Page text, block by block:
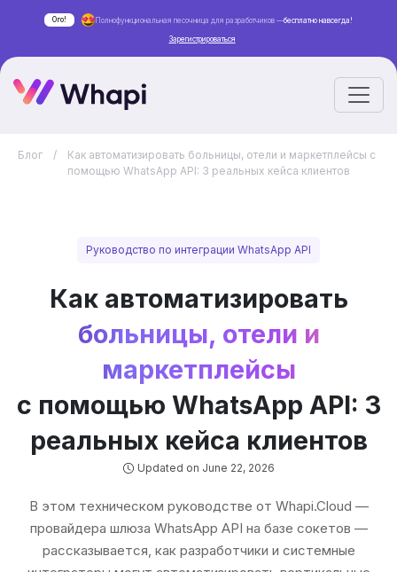
Ого! Полнофункциональная песочница для разработчиков —бесплатно навсегда!
Зарегистрироваться
Блог /
Как автоматизировать больницы, отели и маркетплейсы с
помощью WhatsApp API: 3 реальных кейса клиентов
Руководство по интеграции WhatsApp API
Как автоматизировать
больницы, отели и
маркетплейсы
с помощью WhatsApp API: 3
реальных кейса клиентов
Updated on June 22, 2026
В этом техническом руководстве от Whapi.Cloud —
провайдера шлюза WhatsApp API на базе сокетов —
рассказывается, как разработчики и системные